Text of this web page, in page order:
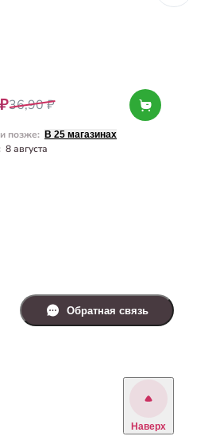
36,90 ₽
позже: В 25 магазинах
8 августа
Обратная связь
Наверх